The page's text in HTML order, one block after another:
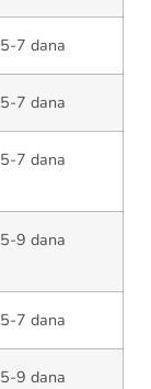
5-7 dana
5-7 dana
5-7 dana
5-9 dana
5-7 dana
5-9 dana